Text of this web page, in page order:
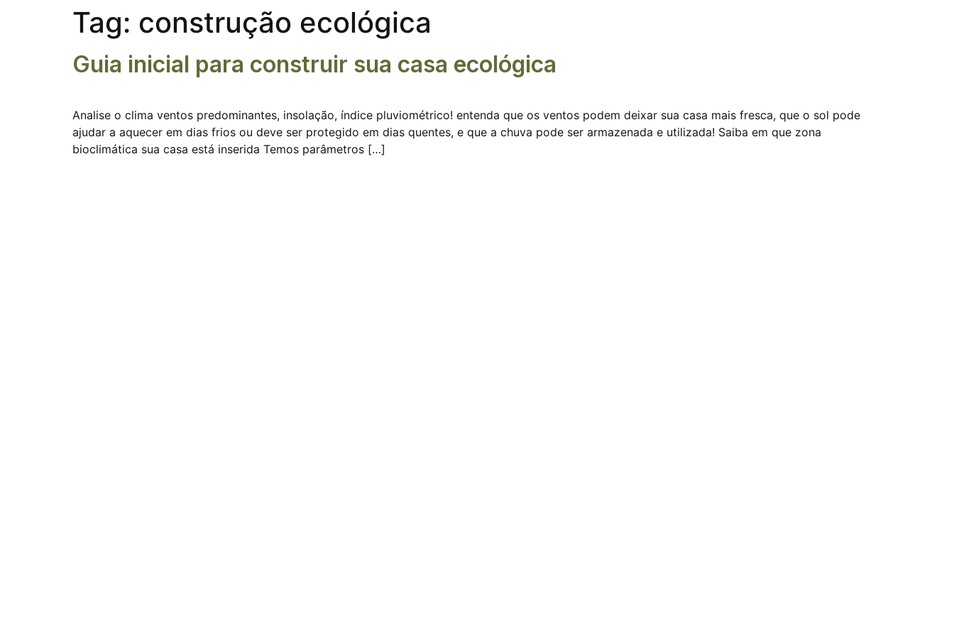
Tag: construção ecológica
Guia inicial para construir sua casa ecológica
Analise o clima ventos predominantes, insolação, índice pluviométrico! entenda que os ventos podem deixar sua casa mais fresca, que o sol pode
ajudar a aquecer em dias frios ou deve ser protegido em dias quentes, e que a chuva pode ser armazenada e utilizada! Saiba em que zona
bioclimática sua casa está inserida Temos parâmetros […]